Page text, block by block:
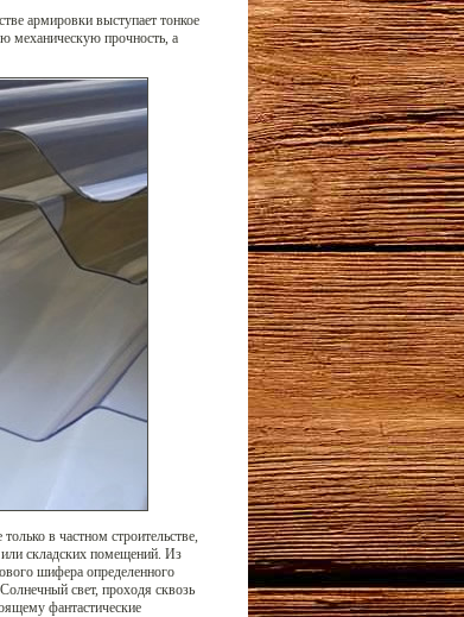
армировки выступает тонкое
механическую прочность, а
в частном строительстве,
складских помещений. Из
шифера определенного
свет, проходя сквозь
фантастические